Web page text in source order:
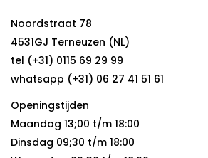
Noordstraat 78
4531GJ Terneuzen (NL)
tel (+31) 0115 69 29 99
whatsapp (+31) 06 27 41 51 61
Openingstijden
Maandag 13;00 t/m 18:00
Dinsdag 09;30 t/m 18:00